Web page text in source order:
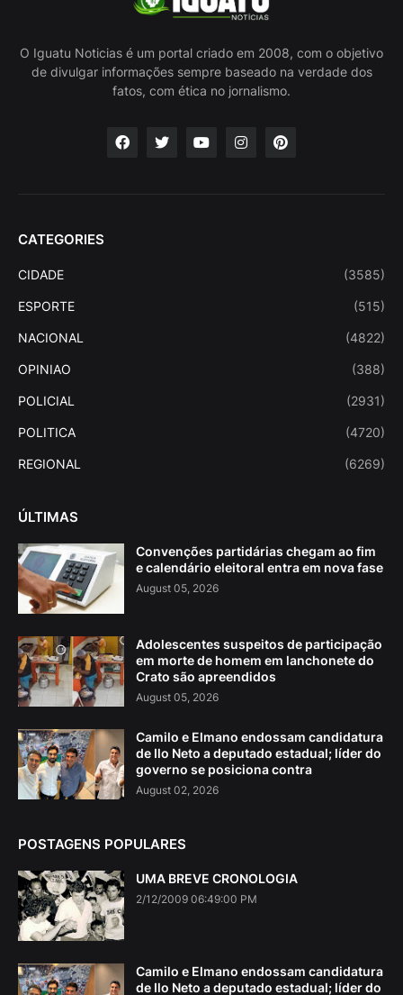
O Iguatu Noticias é um portal criado em 2008, com o objetivo
de divulgar informações sempre baseado na verdade dos
fatos, com ética no jornalismo.
CATEGORIES
CIDADE (3585)
ESPORTE (515)
NACIONAL (4822)
OPINIAO (388)
POLICIAL (2931)
POLITICA (4720)
REGIONAL (6269)
ÚLTIMAS
Convenções partidárias chegam ao fim
e calendário eleitoral entra em nova fase
August 05, 2026
Adolescentes suspeitos de participação
em morte de homem em lanchonete do
Crato são apreendidos
August 05, 2026
Camilo e Elmano endossam candidatura
de Ilo Neto a deputado estadual; líder do
governo se posiciona contra
August 02, 2026
POSTAGENS POPULARES
UMA BREVE CRONOLOGIA
2/12/2009 06:49:00 PM
Camilo e Elmano endossam candidatura
de Ilo Neto a deputado estadual; líder do